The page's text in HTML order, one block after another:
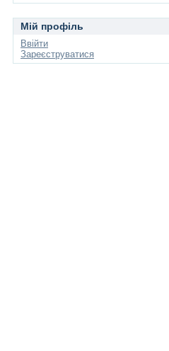
Мій профіль
Ввійти
Зареєструватися